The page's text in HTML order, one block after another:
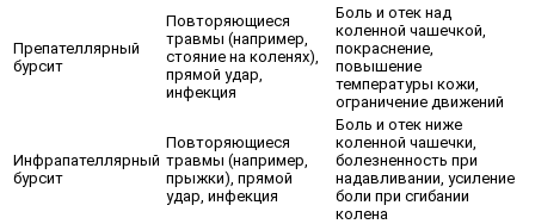
Препателлярный
бурсит
Повторяющиеся
травмы (например,
стояние на коленях),
прямой удар,
инфекция
Боль и отек над
коленной чашечкой,
покраснение,
повышение
температуры кожи,
ограничение движений
Инфрапателлярный
бурсит
Повторяющиеся
травмы (например,
прыжки), прямой
удар, инфекция
Боль и отек ниже
коленной чашечки,
болезненность при
надавливании, усиление
боли при сгибании
колена